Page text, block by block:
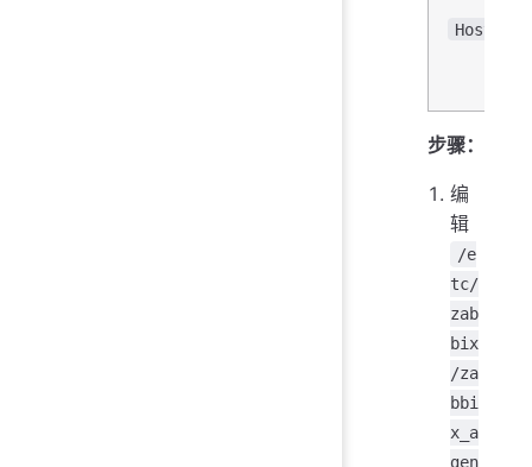
Hostname
步骤：
编
辑
/e
tc/
zab
bix
/za
bbi
x_a
gen